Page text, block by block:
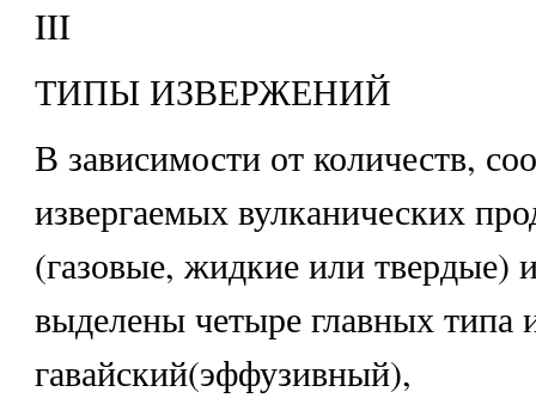
III
ТИПЫ ИЗВЕРЖЕНИЙ
В зависимости от количеств,
извергаемых вулканических
(газовые, жидкие или твердые)
выделены четыре главных типа
гавайский(эффузивный),